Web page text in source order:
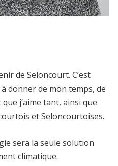
de Seloncourt. ​C’est
donner de mon temps, de
j’aime tant​, ainsi que
et Seloncourtoises​.
sera la seule solution
climatique.